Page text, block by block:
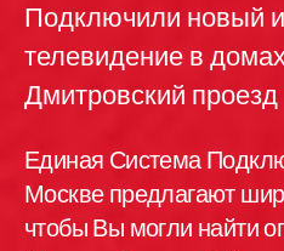
Подключили новый
телевидение в
Дмитровский проезд
Единая Система
Москве предлагают
чтобы Вы могли найти